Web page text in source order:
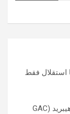
استقلال فقط
بررسی کراس‌اوور هیبریدی جی ای سی امکو هیبرید (GAC